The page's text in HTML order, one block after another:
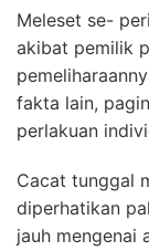
Meleset se-
akibat pemilik
fakta lain,
perlakuan
Cacat tunggal
diperhatikan
jauh mengenai